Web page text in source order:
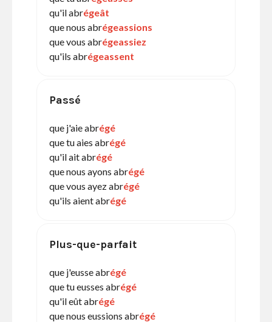
qu'il abrégeât
que nous abrégeassions
que vous abrégeassiez
qu'ils abrégeassent
Passé
que j'aie abrégé
que tu aies abrégé
qu'il ait abrégé
que nous ayons abrégé
que vous ayez abrégé
qu'ils aient abrégé
Plus-que-parfait
que j'eusse abrégé
que tu eusses abrégé
qu'il eût abrégé
que nous eussions abrégé